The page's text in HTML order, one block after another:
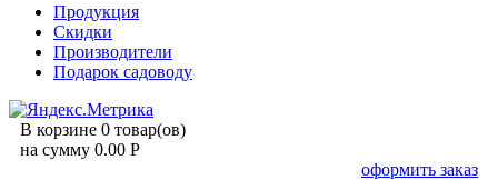
Продукция
Скидки
Производители
Подарок садоводу
В корзине 0 товар(ов)
на сумму 0.00 Р
оформить заказ